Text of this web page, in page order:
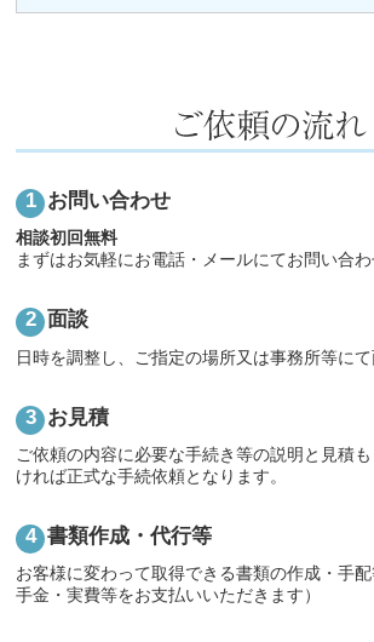
お問い合わせ
相談初回無料
まずはお気軽にお電話・メールにてお問い合わ
面談
日時を調整し、ご指定の場所又は事務所等にて
お見積
ご依頼の内容に必要な手続き等の説明と見積
ければ正式な手続依頼となります。
書類作成・代行等
お客様に変わって取得できる書類の作成・手
手金・実費等をお支払いいただきます）